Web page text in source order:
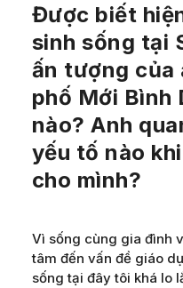
Được biết
sinh sống tại
ấn tượng của
phố Mới Bình
nào? Anh
yếu tố nào
cho mình?
Vì sống cùng gia đình
tâm đến vấn đề giáo
sống tại đây tôi khá lo